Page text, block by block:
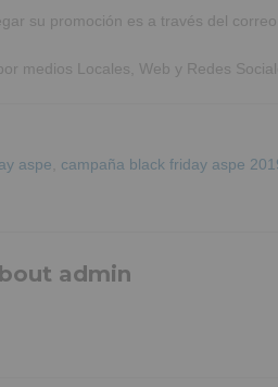
su promoción es a través del
medios Locales, Web y Redes
aspe campaña black friday aspe
admin